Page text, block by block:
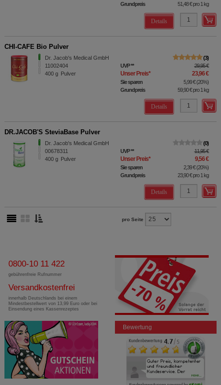
Grundpreis
51,48 €pro 1 kg
Details
CHI-CAFE Bio Pulver
Dr. Jacob's Medical GmbH
11002404
400 g Pulver
3
UVP** 29,95 €
Unser Preis* 23,96 €
Sie sparen 5,99 €(20%)
Grundpreis
59,90 €pro 1 kg
Details
DR.JACOB'S SteviaBase Pulver
Dr. Jacob's Medical GmbH
00678311
400 g Pulver
0
UVP** 11,95 €
Unser Preis* 9,56 €
Sie sparen 2,39 €(20%)
Grundpreis
23,90 €pro 1 kg
Details
pro Seite
0800-10 11 422
gebührenfreie Rufnummer
Versandkostenfrei
innerhalb Deutschlands bei einem
Mindestbestellwert von 13,99 Euro oder bei
Einsendung eines Kassenrezeptes
Bewertung